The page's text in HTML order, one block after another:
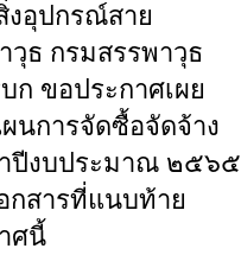
งอุปกรณ์สาย
วุธ กรมสรรพาวุธ
ก ขอประกาศเผย
นการจัดซื้อจัดจ้าง
ปีงบประมาณ ๒๕๖๕
กสารที่แนบท้าย
ศนี้